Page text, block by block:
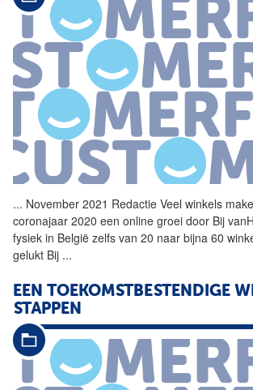
... November 2021 Redactie Veel winkels
coronajaar 2020 een online groei door Bij
fysiek in België zelfs van 20 naar bijna 60
gelukt Bij ...
EEN TOEKOMSTBESTENDIGE
STAPPEN